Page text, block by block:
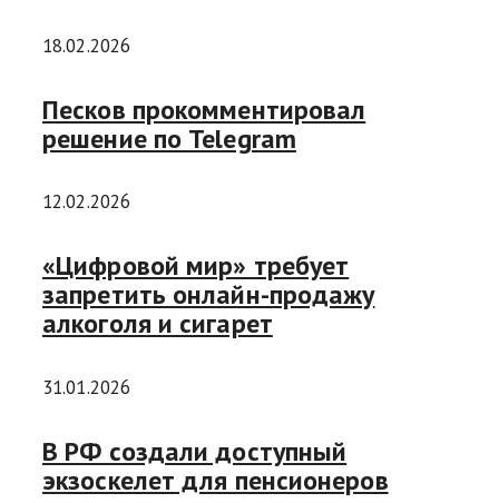
18.02.2026
Песков прокомментировал
решение по Telegram
12.02.2026
«Цифровой мир» требует
запретить онлайн-продажу
алкоголя и сигарет
31.01.2026
В РФ создали доступный
экзоскелет для пенсионеров